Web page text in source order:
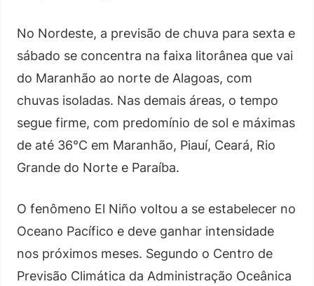
No Nordeste, a previsão de chuva para sexta e
sábado se concentra na faixa litorânea que vai
do Maranhão ao norte de Alagoas, com
chuvas isoladas. Nas demais áreas, o tempo
segue firme, com predomínio de sol e máximas
de até 36°C em Maranhão, Piauí, Ceará, Rio
Grande do Norte e Paraíba.
O fenômeno El Niño voltou a se estabelecer no
Oceano Pacífico e deve ganhar intensidade
nos próximos meses. Segundo o Centro de
Previsão Climática da Administração Oceânica